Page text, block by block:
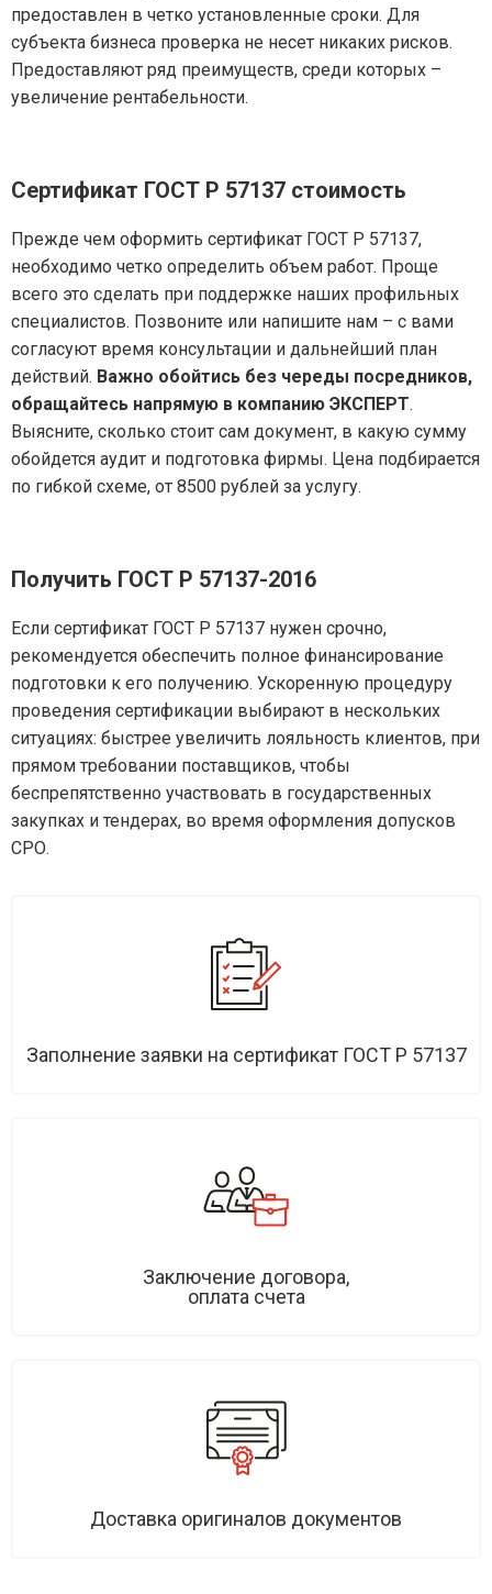
предоставлен в четко установленные сроки. Для
субъекта бизнеса проверка не несет никаких рисков.
Предоставляют ряд преимуществ, среди которых –
увеличение рентабельности.
Сертификат ГОСТ Р 57137 стоимость
Прежде чем оформить сертификат ГОСТ Р 57137,
необходимо четко определить объем работ. Проще
всего это сделать при поддержке наших профильных
специалистов. Позвоните или напишите нам – с вами
согласуют время консультации и дальнейший план
действий. Важно обойтись без череды посредников,
обращайтесь напрямую в компанию ЭКСПЕРТ.
Выясните, сколько стоит сам документ, в какую сумму
обойдется аудит и подготовка фирмы. Цена подбирается
по гибкой схеме, от 8500 рублей за услугу.
Получить ГОСТ Р 57137-2016
Если сертификат ГОСТ Р 57137 нужен срочно,
рекомендуется обеспечить полное финансирование
подготовки к его получению. Ускоренную процедуру
проведения сертификации выбирают в нескольких
ситуациях: быстрее увеличить лояльность клиентов, при
прямом требовании поставщиков, чтобы
беспрепятственно участвовать в государственных
закупках и тендерах, во время оформления допусков
СРО.
Заполнение заявки на сертификат ГОСТ Р 57137
Заключение договора,
оплата счета
Доставка оригиналов документов